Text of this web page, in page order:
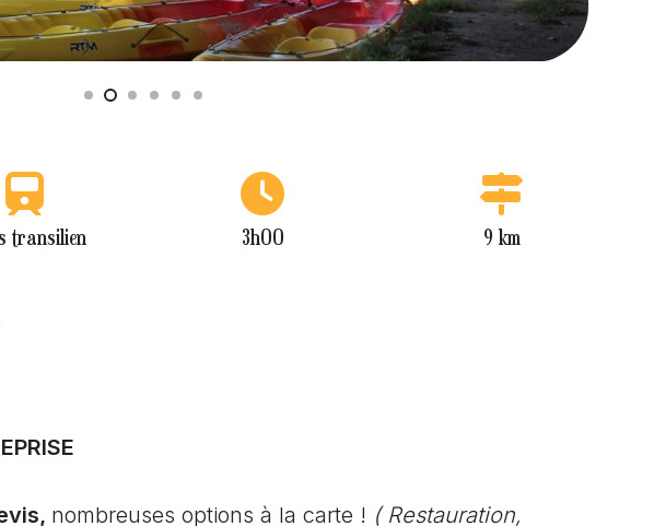
transilien 3h00 9 km
nombreuses options à la carte ! ( Restauration,